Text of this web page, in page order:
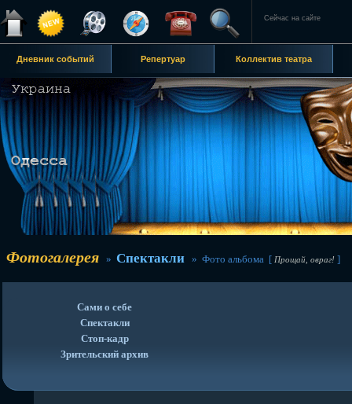
Сейчас на сайте
Дневник событий Репертуар Коллектив театра
Фотогалерея » Спектакли » Фото альбома [ Прощай, овраг! ]
Сами о себе
Спектакли
Стоп-кадр
Зрительский архив